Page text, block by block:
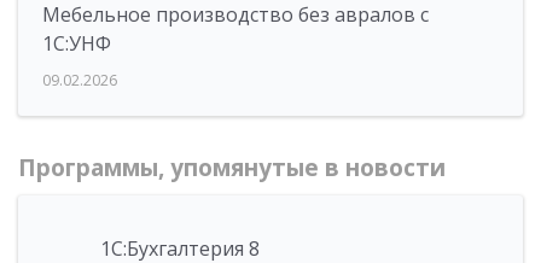
Мебельное производство без авралов с
1С:УНФ
09.02.2026
Программы, упомянутые в новости
1С:Бухгалтерия 8